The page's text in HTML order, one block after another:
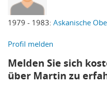
1979 - 1983: Askanische
Profil melden
Melden Sie sich
über Martin zu